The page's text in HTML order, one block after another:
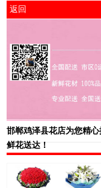
返回
邯郸鸡泽县花店为您精
鲜花送达！